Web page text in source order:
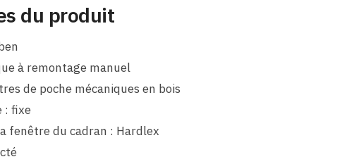
du produit
à remontage manuel
de poche mécaniques en bois
: fixe
fenêtre du cadran : Hardlex